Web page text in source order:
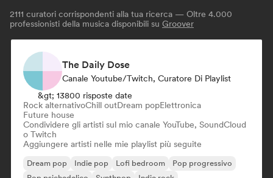
2111 curatori corrispondenti alla tua ricerca — Oltre 4.000
professionisti della musica disponibili su Groover
The Daily Dose
Canale Youtube/Twitch, Curatore Di Playlist
&gt; 13800 risposte date
Rock alternativoChill outDream popElettronica
Future house
Condividere gli artisti sul mio canale YouTube, SoundCloud
o Twitch
Aggiungere artisti nelle mie playlist più seguite
Dream pop Indie pop Lofi bedroom
Pop progressivo